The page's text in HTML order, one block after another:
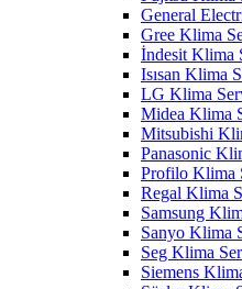
General
Gree Klima
İndesit Klima
Isısan Klima
LG Klima
Midea Klima
Mitsubishi
Panasonic
Profilo Klima
Regal Klima
Samsung
Sanyo Klima
Seg Klima
Siemens